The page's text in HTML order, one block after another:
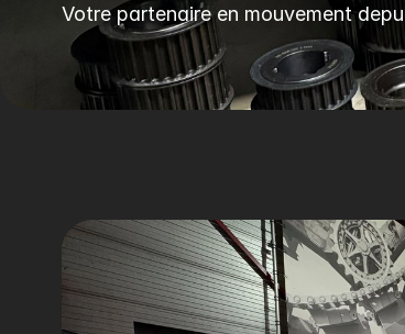
Votre partenaire en mouvement